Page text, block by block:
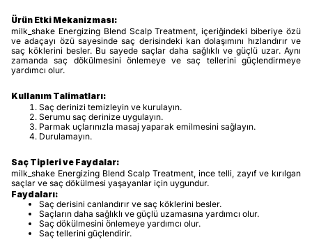
Ürün Etki Mekanizması:
milk_shake Energizing Blend Scalp Treatment, içeriğindeki biberiye özü
ve adaçayı özü sayesinde saç derisindeki kan dolaşımını hızlandırır ve
saç köklerini besler. Bu sayede saçlar daha sağlıklı ve güçlü uzar. Aynı
zamanda saç dökülmesini önlemeye ve saç tellerini güçlendirmeye
yardımcı olur.
Kullanım Talimatları:
Saç derinizi temizleyin ve kurulayın.
Serumu saç derinize uygulayın.
Parmak uçlarınızla masaj yaparak emilmesini sağlayın.
Durulamayın.
Saç Tipleri ve Faydalar:
milk_shake Energizing Blend Scalp Treatment, ince telli, zayıf ve kırılgan
saçlar ve saç dökülmesi yaşayanlar için uygundur.
Faydaları:
Saç derisini canlandırır ve saç köklerini besler.
Saçların daha sağlıklı ve güçlü uzamasına yardımcı olur.
Saç dökülmesini önlemeye yardımcı olur.
Saç tellerini güçlendirir.